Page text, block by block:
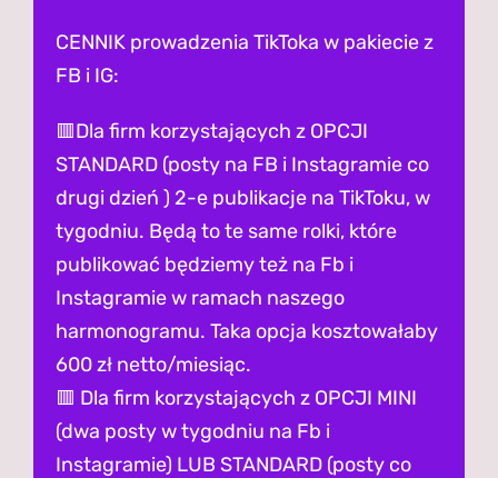
CENNIK prowadzenia TikToka w pakiecie z
FB i IG:
🟥Dla firm korzystających z OPCJI
STANDARD (posty na FB i Instagramie co
drugi dzień ) 2-e publikacje na TikToku, w
tygodniu. Będą to te same rolki, które
publikować będziemy też na Fb i
Instagramie w ramach naszego
harmonogramu. Taka opcja kosztowałaby
600 zł netto/miesiąc.
🟥 Dla firm korzystających z OPCJI MINI
(dwa posty w tygodniu na Fb i
Instagramie) LUB STANDARD (posty co